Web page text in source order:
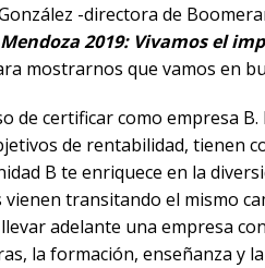
-directora de
2019: Vivamos el
mostrarnos que vamos en
de certificar como empresa
de rentabilidad, tienen
B te enriquece en la
transitando el mismo
adelante una empresa
la formación, enseñanza y